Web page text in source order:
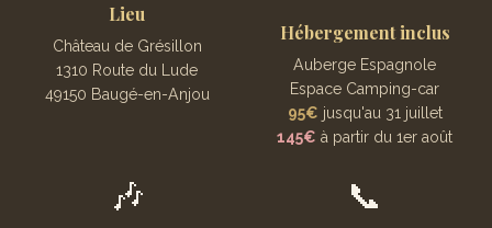
Lieu
Château de Grésillon
1310 Route du Lude
49150 Baugé-en-Anjou
Hébergement inclus
Auberge Espagnole
Espace Camping-car
95€ jusqu'au 31 juillet
145€ à partir du 1er août
🎶 📞